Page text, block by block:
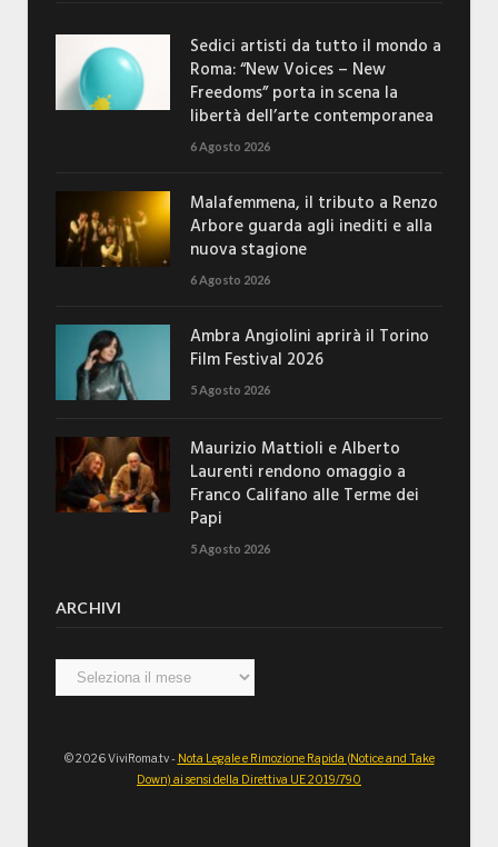
Sedici artisti da tutto il mondo a
Roma: “New Voices – New
Freedoms” porta in scena la
libertà dell’arte contemporanea
6 Agosto 2026
Malafemmena, il tributo a Renzo
Arbore guarda agli inediti e alla
nuova stagione
6 Agosto 2026
Ambra Angiolini aprirà il Torino
Film Festival 2026
5 Agosto 2026
Maurizio Mattioli e Alberto
Laurenti rendono omaggio a
Franco Califano alle Terme dei
Papi
5 Agosto 2026
ARCHIVI
Archivi
© 2026 ViviRoma.tv - Nota Legale e Rimozione Rapida (Notice and Take
Down) ai sensi della Direttiva UE 2019/790